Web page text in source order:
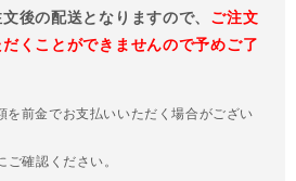
後の配送となりますので、 ご注文
くことができませんので予めご了
前金でお支払いいただく場合がござい
確認ください。